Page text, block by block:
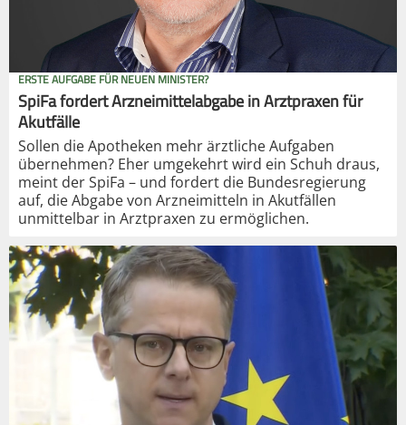
ERSTE AUFGABE FÜR NEUEN MINISTER?
SpiFa fordert Arzneimittelabgabe in Arztpraxen für
Akutfälle
Sollen die Apotheken mehr ärztliche Aufgaben
übernehmen? Eher umgekehrt wird ein Schuh draus,
meint der SpiFa – und fordert die Bundesregierung
auf, die Abgabe von Arzneimitteln in Akutfällen
unmittelbar in Arztpraxen zu ermöglichen.